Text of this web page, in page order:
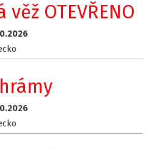
OTEVŘENO